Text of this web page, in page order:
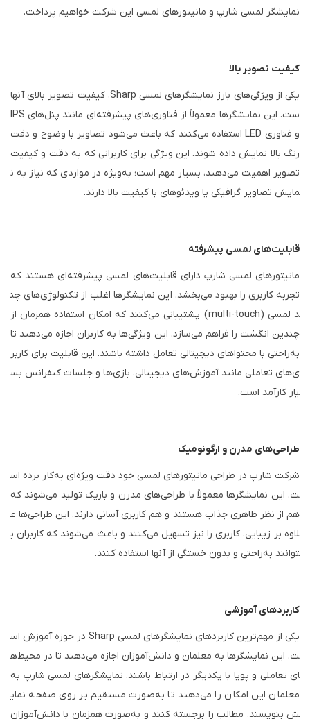
نمایشگر لمسی شارپ و مانیتورهای لمسی این شرکت خواهیم پرداخت.
کیفیت تصویر بالا
یکی از ویژگی‌های بارز نمایشگرهای لمسی Sharp، کیفیت تصویر بالای آنها
ست. این نمایشگرها معمولاً از فناوری‌های پیشرفته‌ای مانند پنل‌های IPS
و فناوری LED استفاده می‌کنند که باعث می‌شود تصاویر با وضوح و دقت
رنگ بالا نمایش داده شوند. این ویژگی برای کاربرانی که به دقت و کیفیت
تصویر اهمیت می‌دهند، بسیار مهم است؛ به‌ویژه در مواردی که نیاز به ن
مایش تصاویر گرافیکی یا ویدئوهای با کیفیت بالا دارند.
قابلیت‌های لمسی پیشرفته
مانیتورهای لمسی شارپ دارای قابلیت‌های لمسی پیشرفته‌ای هستند که
تجربه کاربری را بهبود می‌بخشد. این نمایشگرها اغلب از تکنولوژی‌های چن
د لمسی (multi-touch) پشتیبانی می‌کنند که امکان استفاده همزمان از
چندین انگشت را فراهم می‌سازد. این ویژگی‌ها به کاربران اجازه می‌دهند تا
به‌راحتی با محتواهای دیجیتالی تعامل داشته باشند. این قابلیت برای کاربر
ی‌های تعاملی مانند آموزش‌های دیجیتالی، بازی‌ها و جلسات کنفرانس بس
یار کارآمد است.
طراحی‌های مدرن و ارگونومیک
شرکت شارپ در طراحی مانیتورهای لمسی خود دقت ویژه‌ای به‌کار برده اس
ت. این نمایشگرها معمولاً با طراحی‌های مدرن و باریک تولید می‌شوند که
هم از نظر ظاهری جذاب هستند و هم کاربری آسانی دارند. این طراحی‌ها ع
لاوه بر زیبایی، کاربری را نیز تسهیل می‌کنند و باعث می‌شوند که کاربران ب
توانند به‌راحتی و بدون خستگی از آنها استفاده کنند.
کاربردهای آموزشی
یکی از مهم‌ترین کاربردهای نمایشگرهای لمسی Sharp در حوزه آموزش اس
ت. این نمایشگرها به معلمان و دانش‌آموزان اجازه می‌دهند تا در محیط‌ه
ای تعاملی و پویا با یکدیگر در ارتباط باشند. نمایشگرهای لمسی شارپ به
معلمان این امکان را می‌دهند تا به‌صورت مستقیم بر روی صفحه نمای
ش بنویسند، مطالب را برجسته کنند و به‌صورت همزمان با دانش‌آموزان